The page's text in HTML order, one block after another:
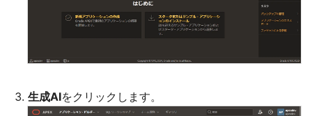
生成AIをクリックします。